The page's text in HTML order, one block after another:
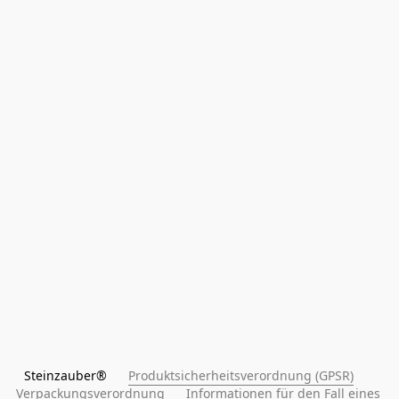
Steinzauber® Produktsicherheitsverordnung (GPSR)
Verpackungsverordnung
Informationen für den Fall eines